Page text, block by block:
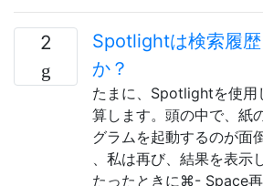
2
Spotlightは検索履
か？
たまに、Spotlightを使用
算します。頭の中で、紙
グラムを起動するのが面
、私は再び、結果を表示
たったときに⌘- Space